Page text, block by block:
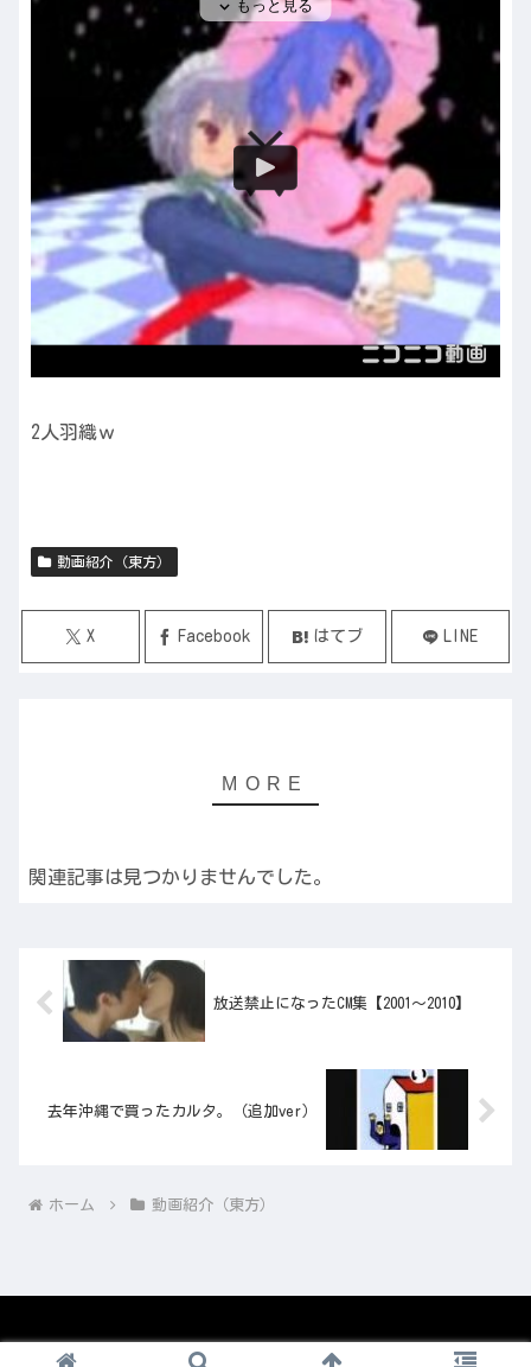
2人羽織ｗ
動画紹介（東方）
X Facebook はてブ LINE
関連記事は見つかりませんでした。
放送禁止になったCM集【2001～2010】
去年沖縄で買ったカルタ。（追加ver）
ホーム 動画紹介（東方）